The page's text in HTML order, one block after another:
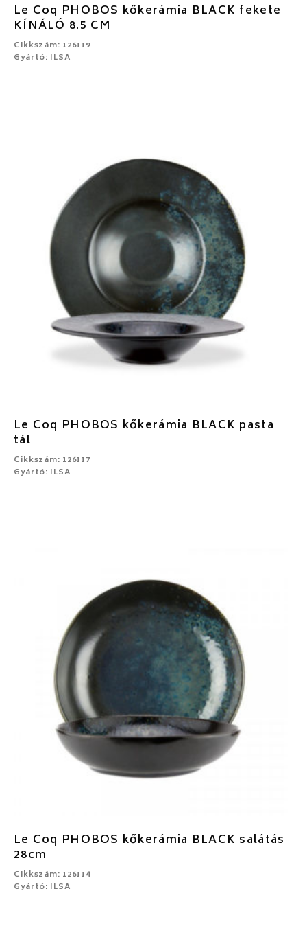
Le Coq PHOBOS kőkerámia BLACK fekete
KÍNÁLÓ 8.5 CM
Cikkszám: 126119
Gyártó: ILSA
Le Coq PHOBOS kőkerámia BLACK pasta
tál
Cikkszám: 126117
Gyártó: ILSA
Le Coq PHOBOS kőkerámia BLACK salátás
28cm
Cikkszám: 126114
Gyártó: ILSA